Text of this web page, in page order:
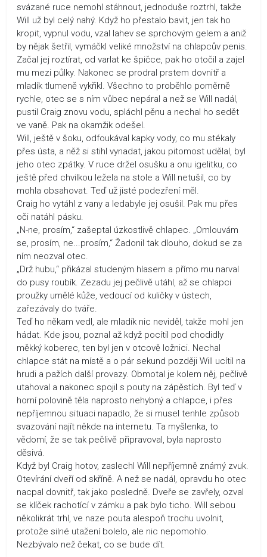
svázané ruce nemohl stáhnout, jednoduše roztrhl, takže
Will už byl celý nahý. Když ho přestalo bavit, jen tak ho
kropit, vypnul vodu, vzal lahev se sprchovým gelem a aniž
by nějak šetřil, vymáčkl veliké množství na chlapcův penis.
Začal jej roztírat, od varlat ke špičce, pak ho otočil a zajel
mu mezi půlky. Nakonec se prodral prstem dovnitř a
mladík tlumeně vykřikl. Všechno to proběhlo poměrně
rychle, otec se s ním vůbec nepáral a než se Will nadál,
pustil Craig znovu vodu, spláchl pěnu a nechal ho sedět
ve vaně. Pak na okamžik odešel.
Will, ještě v šoku, odfoukával kapky vody, co mu stékaly
přes ústa, a něž si stihl vynadat, jakou pitomost udělal, byl
jeho otec zpátky. V ruce držel osušku a onu igelitku, co
ještě před chvilkou ležela na stole a Will netušil, co by
mohla obsahovat. Teď už jisté podezření měl.
Craig ho vytáhl z vany a ledabyle jej osušil. Pak mu přes
oči natáhl pásku.
„N-ne, prosím,“ zašeptal úzkostlivě chlapec. „Omlouvám
se, prosím, ne...prosím,“ Žadonil tak dlouho, dokud se za
ním neozval otec.
„Drž hubu,“ přikázal studeným hlasem a přímo mu narval
do pusy roubík. Zezadu jej pečlivě utáhl, až se chlapci
proužky umělé kůže, vedoucí od kuličky v ústech,
zařezávaly do tváře.
Teď ho někam vedl, ale mladík nic neviděl, takže mohl jen
hádat. Kde jsou, poznal až když pocítil pod chodidly
měkký koberec, ten byl jen v otcově ložnici. Nechal
chlapce stát na místě a o pár sekund později Will ucítil na
hrudi a pažích další provazy. Obmotal je kolem něj, pečlivě
utahoval a nakonec spojil s pouty na zápěstích. Byl teď v
horní polovině těla naprosto nehybný a chlapce, i přes
nepříjemnou situaci napadlo, že si musel tenhle způsob
svazování najít někde na internetu. Ta myšlenka, to
vědomí, že se tak pečlivě připravoval, byla naprosto
děsivá.
Když byl Craig hotov, zaslechl Will nepříjemně známý zvuk.
Otevírání dveří od skříně. A než se nadál, opravdu ho otec
nacpal dovnitř, tak jako posledně. Dveře se zavřely, ozval
se klíček rachotící v zámku a pak bylo ticho. Will sebou
několikrát trhl, ve naze pouta alespoň trochu uvolnit,
protože silné utažení bolelo, ale nic nepomohlo.
Nezbývalo než čekat, co se bude dít.